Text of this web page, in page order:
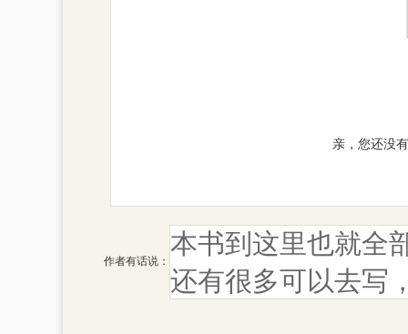
亲，您还没
作者有话说：